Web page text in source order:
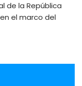
de la República
el marco del